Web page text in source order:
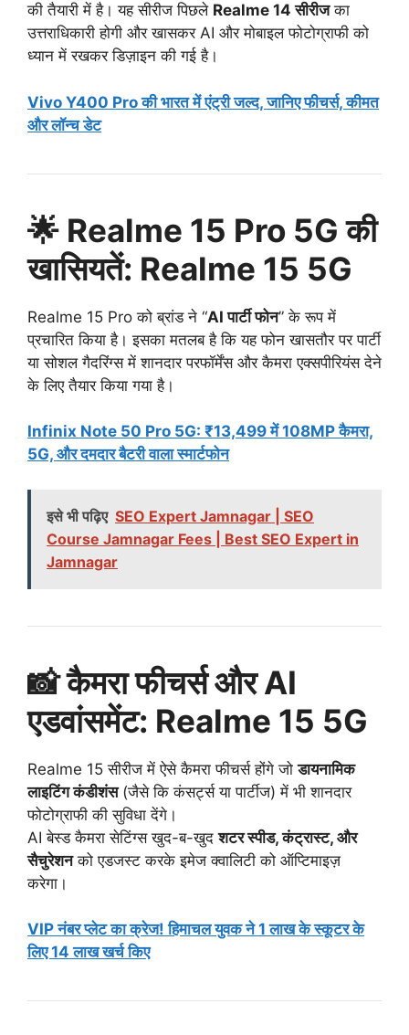
की तैयारी में है। यह सीरीज पिछले Realme 14 सीरीजका
उत्तराधिकारी होगी और खासकर AI और मोबाइल फोटोग्राफी को
ध्यान में रखकर डिज़ाइन की गई है।
Vivo Y400 Pro की भारत में एंट्री जल्द, जानिए फीचर्स, कीमत
और लॉन्च डेट
🌟 Realme 15 Pro 5G की
खासियतें: Realme 15 5G
Realme 15 Pro को ब्रांड ने “AI पार्टी फोन” के रूप में
प्रचारित किया है। इसका मतलब है कि यह फोन खासतौर पर पार्टी
या सोशल गैदरिंग्स में शानदार परफॉर्मेंस और कैमरा एक्सपीरियंस देने
के लिए तैयार किया गया है।
Infinix Note 50 Pro 5G: ₹13,499 में 108MP कैमरा,
5G, और दमदार बैटरी वाला स्मार्टफोन
इसे भी पढ़िए SEO Expert Jamnagar | SEO
Course Jamnagar Fees | Best SEO Expert in
Jamnagar
📸 कैमरा फीचर्स और AI
एडवांसमेंट: Realme 15 5G
Realme 15 सीरीज में ऐसे कैमरा फीचर्स होंगे जोडायनामिक
लाइटिंग कंडीशंस(जैसे कि कंसर्ट्स या पार्टीज) में भी शानदार
फोटोग्राफी की सुविधा देंगे।
AI बेस्ड कैमरा सेटिंग्स खुद-ब-खुदशटर स्पीड, कंट्रास्ट, और
सैचुरेशनको एडजस्ट करके इमेज क्वालिटी को ऑप्टिमाइज़
करेगा।
VIP नंबर प्लेट का क्रेज! हिमाचल युवक ने 1 लाख के स्कूटर के
लिए 14 लाख खर्च किए